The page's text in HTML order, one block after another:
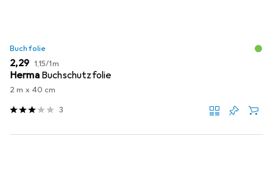
Buchfolie
EUR
2,29 EUR
1,15/1m
Herma Buchschutzfolie
2 m x 40 cm
3